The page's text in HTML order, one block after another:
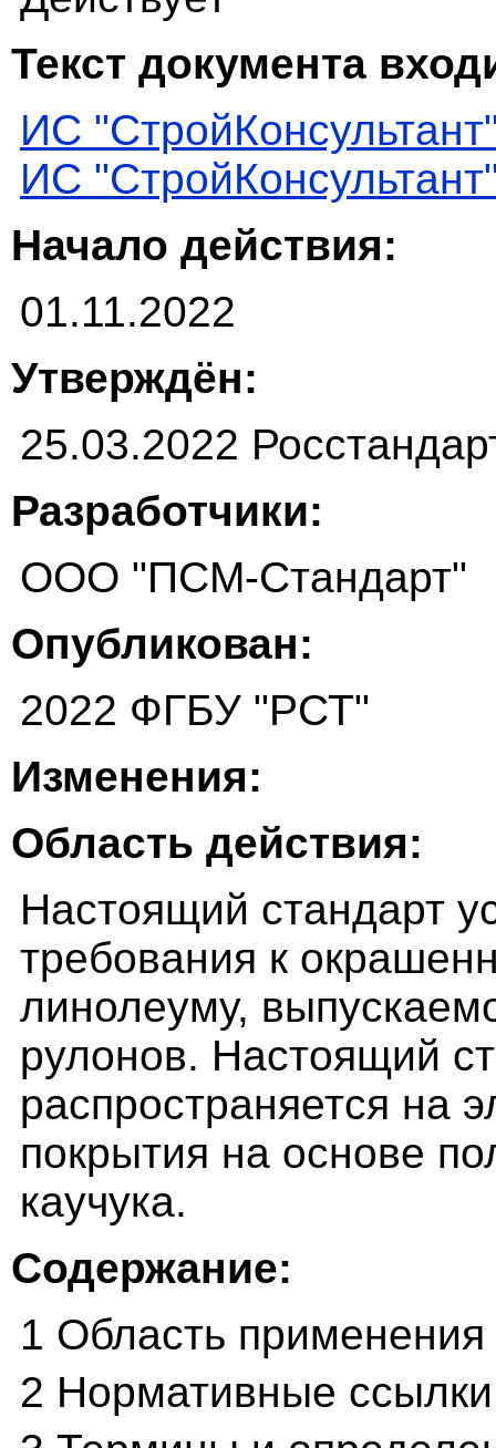
Текст документа
ИС
ИС
Начало действия:
01.11.2022
Утверждён:
25.03.2022
Разработчики:
ООО "ПСМ-Стандарт"
Опубликован:
2022 ФГБУ "РСТ"
Изменения:
Область действия:
Настоящий стандарт
требования к
линолеуму,
рулонов. Настоящий
распространяется на
покрытия на основе
каучука.
Содержание:
1 Область применения
2 Нормативные ссылки